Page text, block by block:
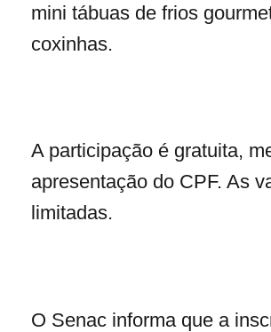
mini tábuas de frios
coxinhas.
A participação é gratuita,
apresentação do CPF. As
limitadas.
O Senac informa que a